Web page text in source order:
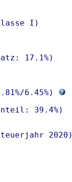
I)
17.1%)
/6.45%)
2020)